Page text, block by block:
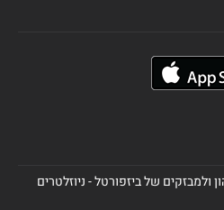
ולמבזקים של ביזפורטל - ניוזלטרים